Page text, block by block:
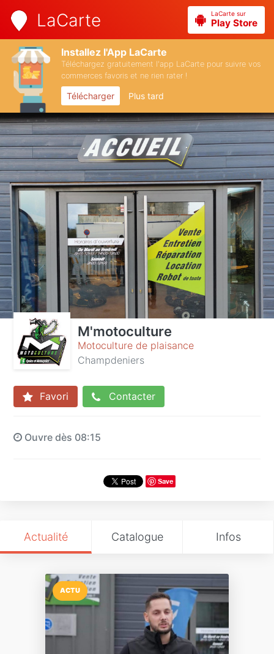
LaCarte LaCarte sur
Play Store
Installez l'App LaCarte
Téléchargez gratuitement l'app LaCarte pour suivre vos
commerces favoris et ne rien rater !
Télécharger Plus tard
M'motoculture
Motoculture de plaisance
Champdeniers
Favori Contacter
Ouvre dès 08:15
Save
Actualité Catalogue Infos
ACTU